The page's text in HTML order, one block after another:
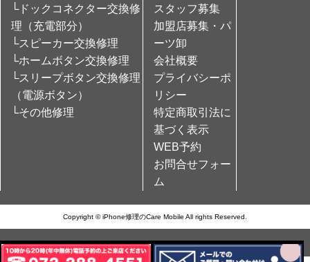
└ドックコネクター交換修
理（充電部分）
└スピーカー交換修理
└ホームボタン交換修理
└スリープボタン交換修理
（電源ボタン）
└その他修理
スタッフ募集
加盟店募集・パ
ーツ卸
会社概要
プライバシーポ
リシー
特定商取引法に
基づく表示
WEB予約
お問合せフォー
ム
Copyright © iPhone修理のCare Mobile All rights Reserved.